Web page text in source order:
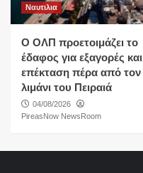
Ναυτιλια
O ΟΛΠ προετοιμάζει το
έδαφος για εξαγορές και
επέκταση πέρα από τον
λιμάνι του Πειραιά
04/08/2026
PireasNow NewsRoom